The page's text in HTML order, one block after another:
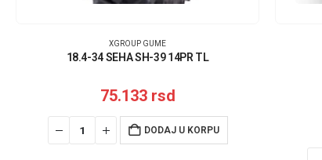
XGROUP GUME
18.4-34 SEHA SH-39 14PR TL
75.133 rsd
DODAJ U KORPU